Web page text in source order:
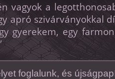
vagyok a
apró szivárványokkal
gyerekem, egy
foglalunk, és